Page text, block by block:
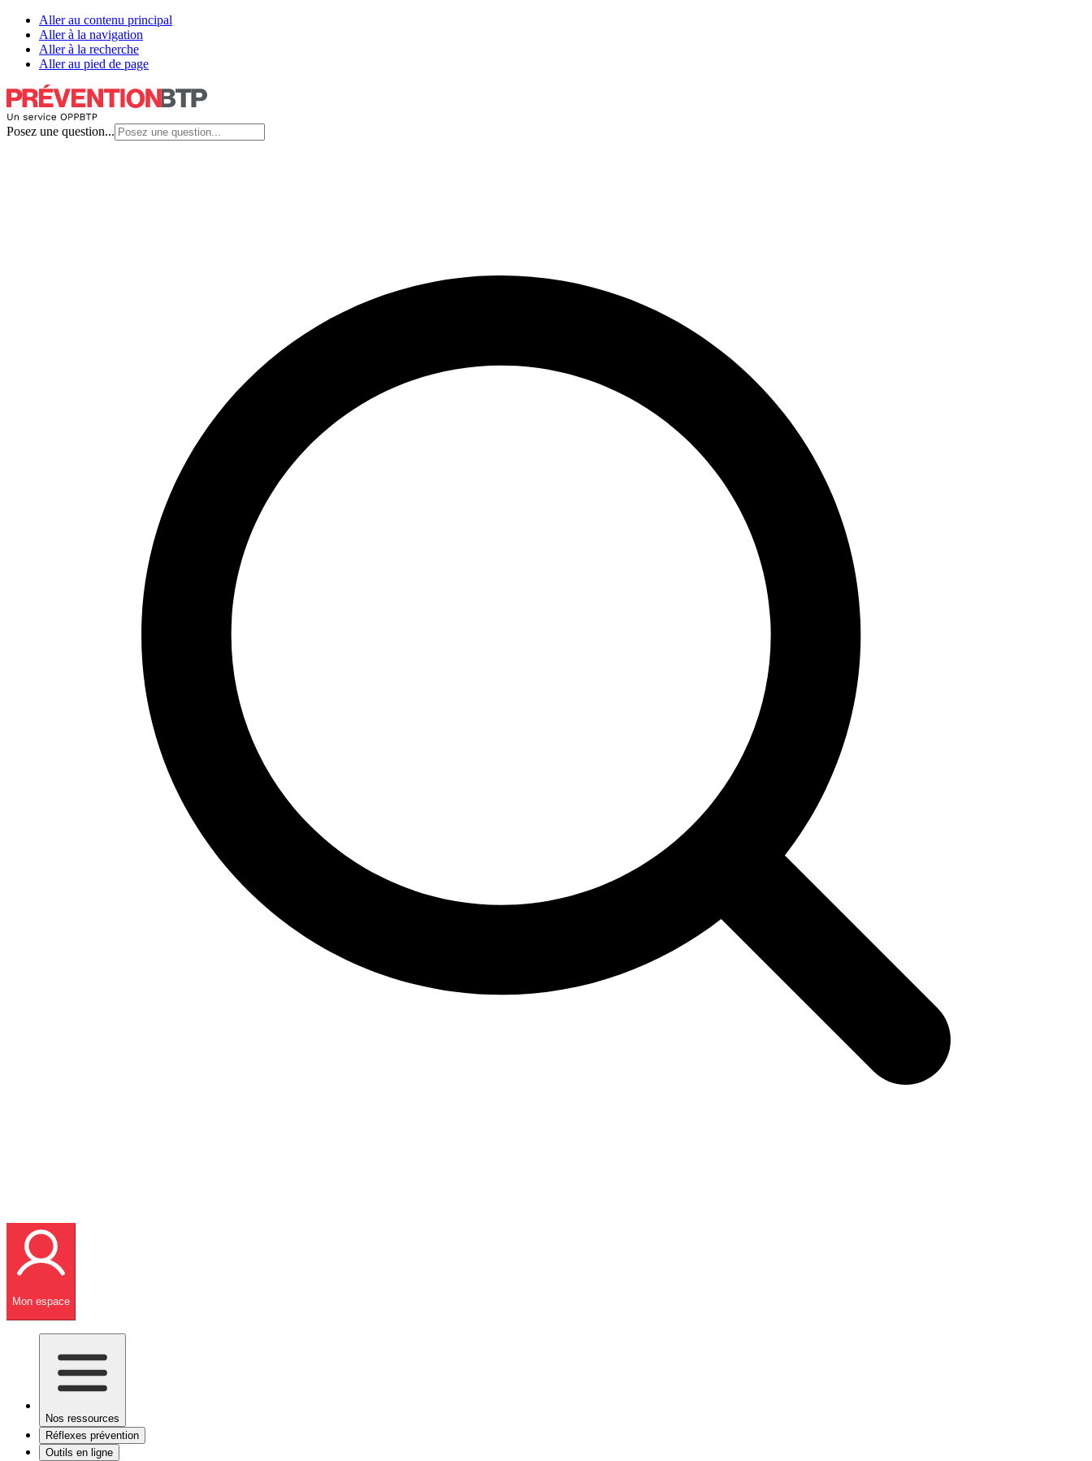
Aller au contenu principal
Aller à la navigation
Aller à la recherche
Aller au pied de page
Posez une question...
Mon espace
Nos ressources
Réflexes prévention
Outils en ligne